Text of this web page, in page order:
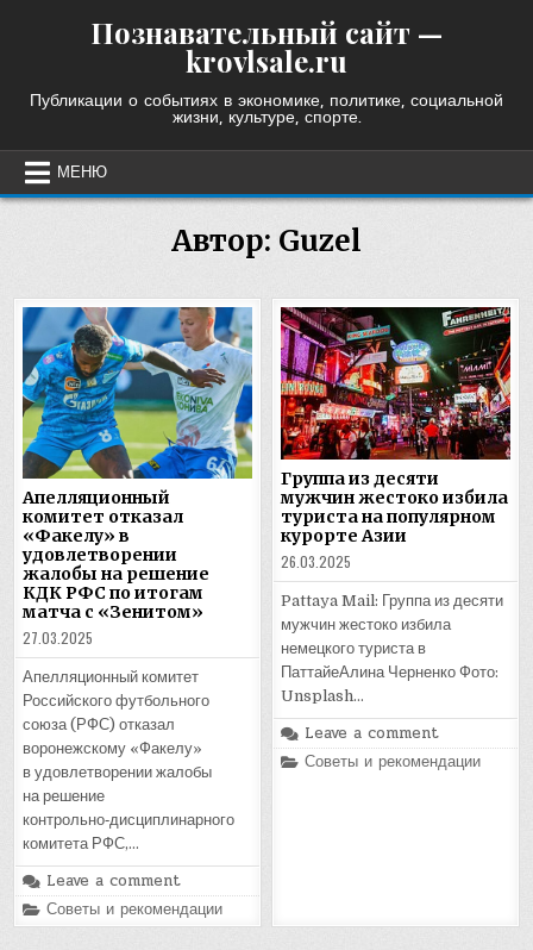
Познавательный сайт —
krovlsale.ru
Публикации о событиях в экономике, политике, социальной
жизни, культуре, спорте.
МЕНЮ
Автор: Guzel
Апелляционный
комитет отказал
«Факелу» в
удовлетворении
жалобы на решение
КДК РФС по итогам
матча с «Зенитом»
27.03.2025
Апелляционный комитет
Российского футбольного
союза (РФС) отказал
воронежскому «Факелу»
в удовлетворении жалобы
на решение
контрольно‑дисциплинарного
комитета РФС,…
Leave a comment
Posted
in
Советы и рекомендации
Группа из десяти
мужчин жестоко избила
туриста на популярном
курорте Азии
26.03.2025
Pattaya Mail: Группа из десяти
мужчин жестоко избила
немецкого туриста в
ПаттайеАлина Черненко Фото:
Unsplash…
Leave a comment
Posted
Советы и рекомендации